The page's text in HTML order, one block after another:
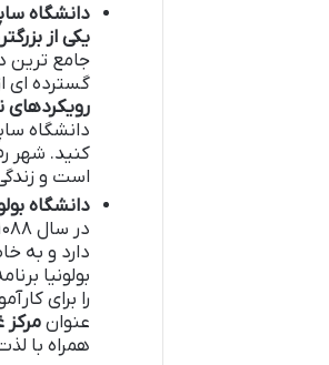
دانشگاه
یکی از
جامع ترین
گسترده ای
رویکردهای
دانشگاه
کنید. شهر
است و
دانشگاه
دارد و به
بولونیا
را برای
عنوانمرکز
همراه با